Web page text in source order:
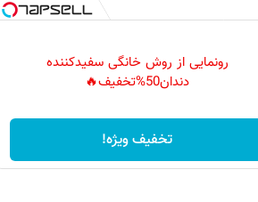
رونمایی از روش خانگی سفیدکننده
دندان50%تخفیف🔥
تخفیف ویژه!